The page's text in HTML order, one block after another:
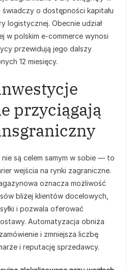
świadczy o dostępności kapitału
logistycznej. Obecnie udział
w polskim e‑commerce wynosi
przewidują jego dalszy
12 miesięcy.
przyciągają
są celem samym w sobie — to
wejścia na rynki zagraniczne.
oznacza możliwość
bliżej klientów docelowych,
i pozwala oferować
Automatyzacja obniża
i zmniejsza liczbę
i reputację sprzedawcy.